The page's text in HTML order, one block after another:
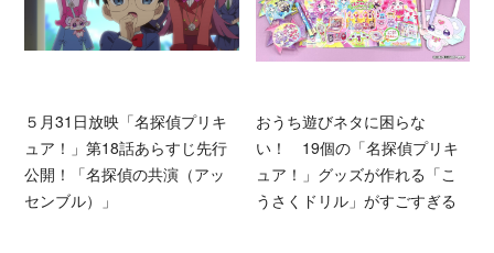
５月31日放映「名探偵プリキ
ュア！」第18話あらすじ先行
公開！「名探偵の共演（アッ
センブル）」
おうち遊びネタに困らな
い！ 19個の「名探偵プリキ
ュア！」グッズが作れる「こ
うさくドリル」がすごすぎる